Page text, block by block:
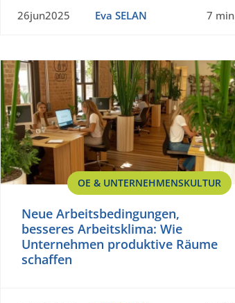
26jun2025 Eva SELAN 7 min
OE & UNTERNEHMENSKULTUR
Neue Arbeitsbedingungen,
besseres Arbeitsklima: Wie
Unternehmen produktive Räume
schaffen